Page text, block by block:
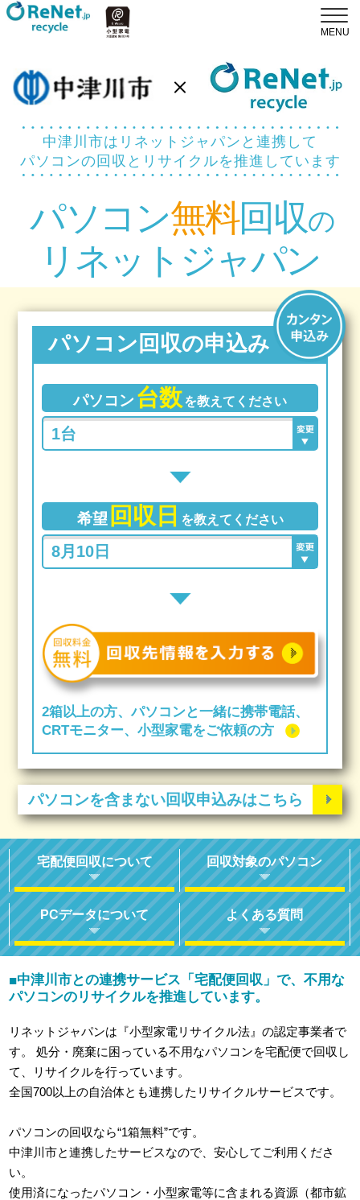
中津川市はリネットジャパンと連携して
パソコンの回収とリサイクルを推進しています
パソコン無料回収の
リネットジャパン
パソコン回収の申込み
パソコン 台数を教えてください
希望 回収日 を教えてください
2箱以上の方、パソコンと一緒に携帯電話、
CRTモニター、小型家電をご依頼の方
パソコンを含まない回収申込みはこちら
宅配便回収について 回収対象のパソコン
PCデータについて よくある質問
■中津川市との連携サービス「宅配便回収」で、不用な
パソコンのリサイクルを推進しています。
リネットジャパンは『小型家電リサイクル法』の認定事業者で
す。
処分・廃棄に困っている不用なパソコンを宅配便で回収し
て、リサイクルを行っています。
全国700以上の自治体とも連携したリサイクルサービスです。
パソコンの回収なら“1箱無料”です。
中津川市と連携したサービスなので、安心してご利用くださ
い。
使用済になったパソコン・小型家電等に含まれる資源（都市鉱